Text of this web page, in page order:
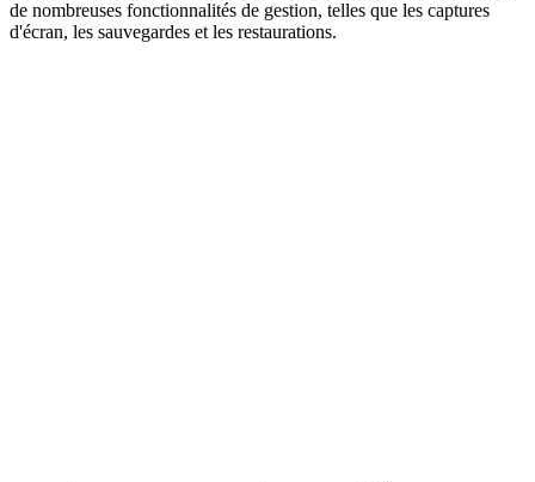
de nombreuses fonctionnalités de gestion, telles que les captures
d'écran, les sauvegardes et les restaurations.